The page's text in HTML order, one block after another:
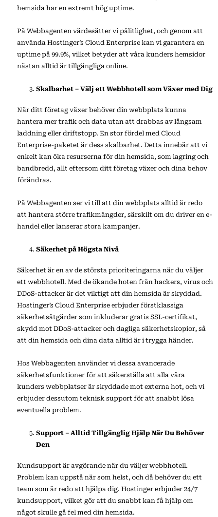
hemsida har en extremt hög uptime.
På Webbagenten värdesätter vi pålitlighet, och genom att
använda Hostinger’s Cloud Enterprise kan vi garantera en
uptime på 99.9%, vilket betyder att våra kunders hemsidor
nästan alltid är tillgängliga online.
Skalbarhet – Välj ett Webbhotell som Växer med Dig
När ditt företag växer behöver din webbplats kunna
hantera mer trafik och data utan att drabbas av långsam
laddning eller driftstopp. En stor fördel med Cloud
Enterprise-paketet är dess skalbarhet. Detta innebär att vi
enkelt kan öka resurserna för din hemsida, som lagring och
bandbredd, allt eftersom ditt företag växer och dina behov
förändras.
På Webbagenten ser vi till att din webbplats alltid är redo
att hantera större trafikmängder, särskilt om du driver en e-
handel eller lanserar stora kampanjer.
Säkerhet på Högsta Nivå
Säkerhet är en av de största prioriteringarna när du väljer
ett webbhotell. Med de ökande hoten från hackers, virus och
DDoS-attacker är det viktigt att din hemsida är skyddad.
Hostinger’s Cloud Enterprise erbjuder förstklassiga
säkerhetsåtgärder som inkluderar gratis SSL-certifikat,
skydd mot DDoS-attacker och dagliga säkerhetskopior, så
att din hemsida och dina data alltid är i trygga händer.
Hos Webbagenten använder vi dessa avancerade
säkerhetsfunktioner för att säkerställa att alla våra
kunders webbplatser är skyddade mot externa hot, och vi
erbjuder dessutom teknisk support för att snabbt lösa
eventuella problem.
Support – Alltid Tillgänglig Hjälp När Du Behöver
Den
Kundsupport är avgörande när du väljer webbhotell.
Problem kan uppstå när som helst, och då behöver du ett
team som är redo att hjälpa dig. Hostinger erbjuder 24/7
kundsupport, vilket gör att du snabbt kan få hjälp om
något skulle gå fel med din hemsida.